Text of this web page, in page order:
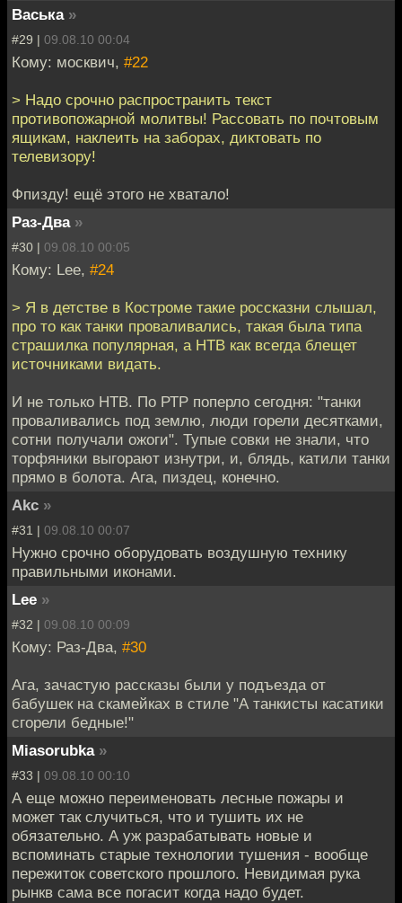
Васька »
#29 | 09.08.10 00:04
Кому: москвич, #22
> Надо срочно распространить текст
противопожарной молитвы! Рассовать по почтовым
ящикам, наклеить на заборах, диктовать по
телевизору!
Фпизду! ещё этого не хватало!
Раз-Два »
#30 | 09.08.10 00:05
Кому: Lee, #24
> Я в детстве в Костроме такие россказни слышал,
про то как танки проваливались, такая была типа
страшилка популярная, а НТВ как всегда блещет
источниками видать.
И не только НТВ. По РТР поперло сегодня: "танки
проваливались под землю, люди горели десятками,
сотни получали ожоги". Тупые совки не знали, что
торфяники выгорают изнутри, и, блядь, катили танки
прямо в болота. Ага, пиздец, конечно.
Akc »
#31 | 09.08.10 00:07
Нужно срочно оборудовать воздушную технику
правильными иконами.
Lee »
#32 | 09.08.10 00:09
Кому: Раз-Два, #30
Ага, зачастую рассказы были у подъезда от
бабушек на скамейках в стиле "А танкисты касатики
сгорели бедные!"
Miasorubka »
#33 | 09.08.10 00:10
А еще можно переименовать лесные пожары и
может так случиться, что и тушить их не
обязательно. А уж разрабатывать новые и
вспоминать старые технологии тушения - вообще
пережиток советского прошлого. Невидимая рука
рынкв сама все погасит когда надо будет.